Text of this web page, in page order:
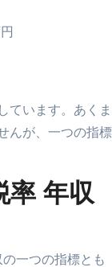
ています。あくま
んが、一つの指標
率 年収
一つの指標とも